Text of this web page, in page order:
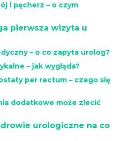
i pęcherz – o czym
pierwsza wizyta u
– o co zapyta urolog?
– jak wygląda?
per rectum – czego się
dodatkowe może zlecić
urologiczne na co